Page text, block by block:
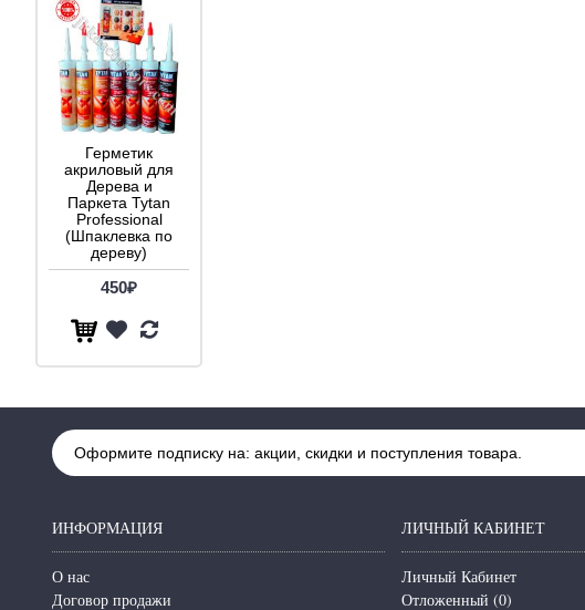
Герметик
акриловый для
Дерева и
Паркета Tytan
Professional
(Шпаклевка по
дереву)
450₽
Оформите подписку на: акции, скидки и поступления товара.
ИНФОРМАЦИЯ
О нас
Договор продажи
ЛИЧНЫЙ КАБИНЕТ
Личный Кабинет
Отложенный (0)